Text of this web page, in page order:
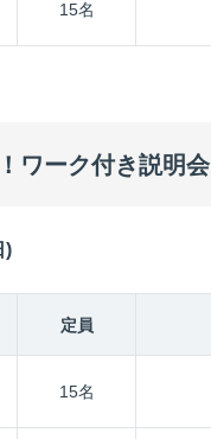
15名
ワーク付き説明会
)
定員
15名